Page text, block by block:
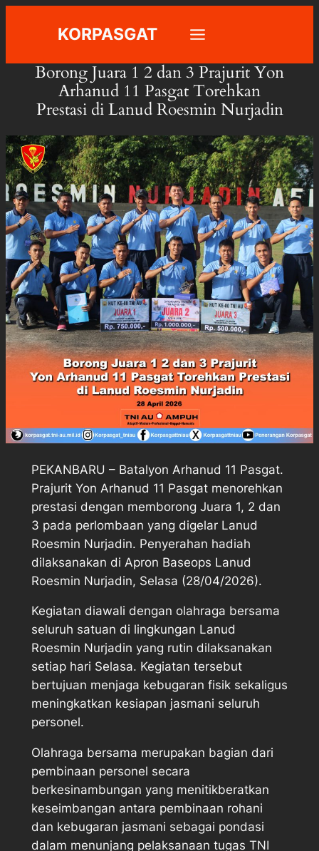
KORPASGAT
Borong Juara 1 2 dan 3 Prajurit Yon
Arhanud 11 Pasgat Torehkan
Prestasi di Lanud Roesmin Nurjadin
PEKANBARU – Batalyon Arhanud 11 Pasgat.
Prajurit Yon Arhanud 11 Pasgat menorehkan
prestasi dengan memborong Juara 1, 2 dan
3 pada perlombaan yang digelar Lanud
Roesmin Nurjadin. Penyerahan hadiah
dilaksanakan di Apron Baseops Lanud
Roesmin Nurjadin, Selasa (28/04/2026).
Kegiatan diawali dengan olahraga bersama
seluruh satuan di lingkungan Lanud
Roesmin Nurjadin yang rutin dilaksanakan
setiap hari Selasa. Kegiatan tersebut
bertujuan menjaga kebugaran fisik sekaligus
meningkatkan kesiapan jasmani seluruh
personel.
Olahraga bersama merupakan bagian dari
pembinaan personel secara
berkesinambungan yang menitikberatkan
keseimbangan antara pembinaan rohani
dan kebugaran jasmani sebagai pondasi
dalam menunjang pelaksanaan tugas TNI